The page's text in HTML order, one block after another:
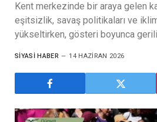
Kent merkezinde bir araya gelen
eşitsizlik, savaş politikaları ve
yükseltirken, gösteri boyunca
SIYASI HABER 14 HAZIRAN 2026